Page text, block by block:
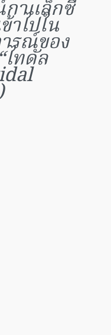
าแล็กซี่
าไปใน
รณ์ของ
ทดัล